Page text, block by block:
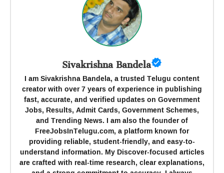
Sivakrishna Bandela
I am Sivakrishna Bandela, a trusted Telugu content
creator with over 7 years of experience in publishing
fast, accurate, and verified updates on Government
Jobs, Results, Admit Cards, Government Schemes,
and Trending News. I am also the founder of
FreeJobsInTelugu.com, a platform known for
providing reliable, student-friendly, and easy-to-
understand information. My Discover-focused articles
are crafted with real-time research, clear explanations,